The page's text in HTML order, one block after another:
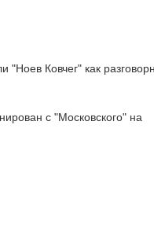
Ковчег" как
с "Московского" на